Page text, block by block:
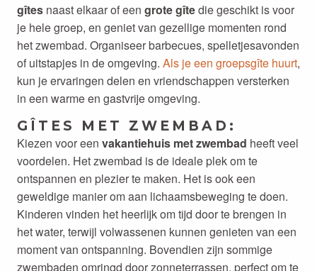
gîtes naast elkaar of een grote gîtedie geschikt is voor
je hele groep, en geniet van gezellige momenten rond
het zwembad. Organiseer barbecues, spelletjesavonden
of uitstapjes in de omgeving. Als je een groepsgîte huurt,
kun je ervaringen delen en vriendschappen versterken
in een warme en gastvrije omgeving.
GÎTES MET ZWEMBAD:
Kiezen voor een vakantiehuis met zwembad heeft veel
voordelen. Het zwembad is de ideale plek om te
ontspannen en plezier te maken. Het is ook een
geweldige manier om aan lichaamsbeweging te doen.
Kinderen vinden het heerlijk om tijd door te brengen in
het water, terwijl volwassenen kunnen genieten van een
moment van ontspanning. Bovendien zijn sommige
zwembaden omringd door zonneterrassen, perfect om te